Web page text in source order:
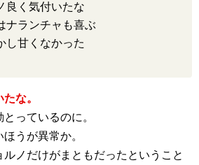
良く気付いたな
ナランチャも喜ぶ
し甘くなかった
な。
っているのに。
うが異常か。
ノだけがまともだったということ